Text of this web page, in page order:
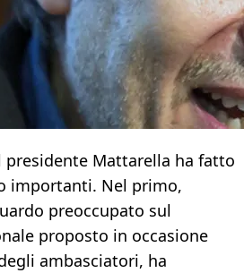
Mattarella ha fatto
importanti. Nel primo,
preoccupato sul
proposto in occasione
ambasciatori, ha